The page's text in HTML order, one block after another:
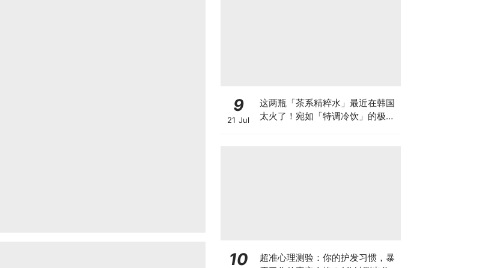
9
21 Jul
这两瓶「茶系精粹水」最近在韩国
太火了！宛如「特调冷饮」的极简
10
超准心理测验：你的护发习惯，暴